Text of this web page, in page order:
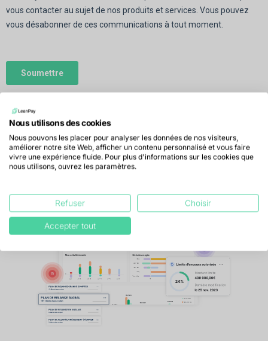
Le logiciel de recouvrement
utilisé par 3.000+ directions
financières
Nous utilisons des cookies
Nous pouvons les placer pour analyser les données de nos visiteurs,
améliorer notre site Web, afficher un contenu personnalisé et vous faire
vivre une expérience fluide. Pour plus d'informations sur les cookies que
nous utilisons, ouvrez les paramètres.
Refuser Choisir
Accepter tout